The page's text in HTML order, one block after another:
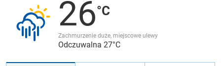
JAKOŚĆ POWIETRZA26
Zachmurzenie duże, miejscowe ulewy
Odczuwalna 27°C